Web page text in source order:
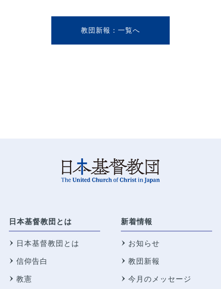
教団新報
日本基督教団とは
日本基督教団とは
信仰告白
教憲
新着情報
お知らせ
教団新報
今月のメッセージ